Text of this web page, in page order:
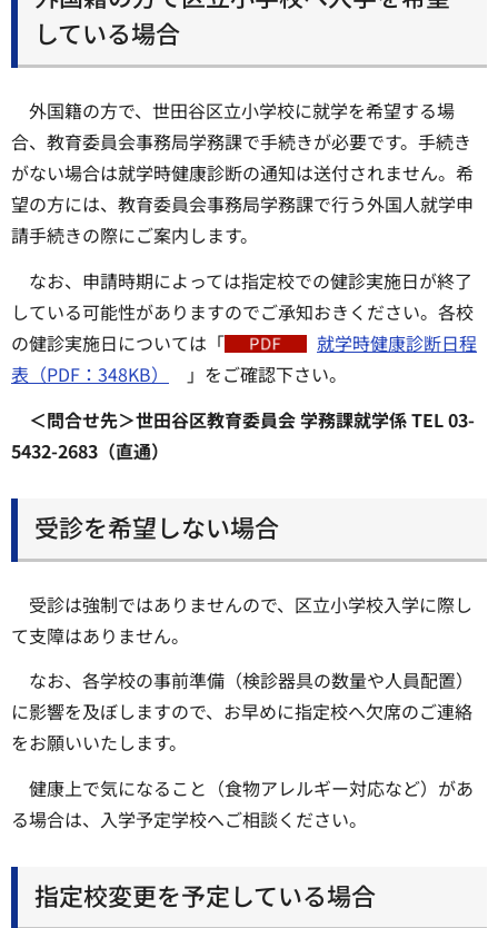
している場合
外国籍の方で、世田谷区立小学校に就学を希望する場
合、教育委員会事務局学務課で手続きが必要です。手続き
がない場合は就学時健康診断の通知は送付されません。希
望の方には、教育委員会事務局学務課で行う外国人就学申
請手続きの際にご案内します。
なお、申請時期によっては指定校での健診実施日が終了
している可能性がありますのでご承知おきください。各校
の健診実施日については「
就学時健康診断日程
表（PDF：348KB）
」をご確認下さい。
＜問合せ先＞世田谷区教育委員会 学務課就学係 TEL 03-
5432-2683（直通）
受診を希望しない場合
受診は強制ではありませんので、区立小学校入学に際し
て支障はありません。
なお、各学校の事前準備（検診器具の数量や人員配置）
に影響を及ぼしますので、お早めに指定校へ欠席のご連絡
をお願いいたします。
健康上で気になること（食物アレルギー対応など）があ
る場合は、入学予定学校へご相談ください。
指定校変更を予定している場合